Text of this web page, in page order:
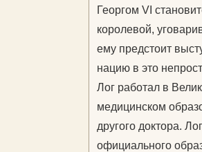
Георгом VI
королевой,
ему предстоит
нацию в это
Лог работал в
медицинском
другого доктора.
официального